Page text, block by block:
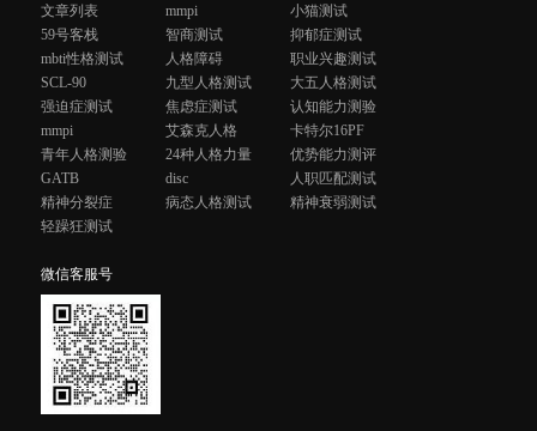
文章列表
mmpi
小猫测试
59号客栈
智商测试
抑郁症测试
mbti性格测试
人格障碍
职业兴趣测试
SCL-90
九型人格测试
大五人格测试
强迫症测试
焦虑症测试
认知能力测验
mmpi
艾森克人格
卡特尔16PF
青年人格测验
24种人格力量
优势能力测评
GATB
disc
人职匹配测试
精神分裂症
病态人格测试
精神衰弱测试
轻躁狂测试
微信客服号